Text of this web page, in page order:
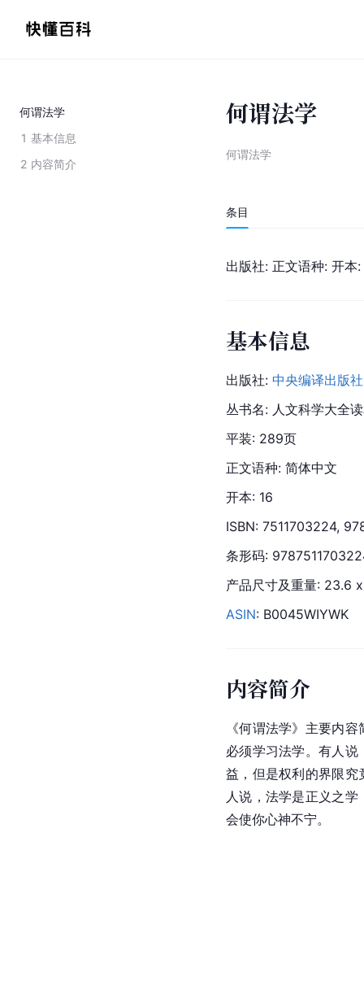
何谓法学
1 基本信息
2 内容简介
何谓法学
何谓法学
条目
出版社: 正文语种: 开本:
基本信息
出版社: 中央编译出版社
丛书名: 人文科学大全
平装: 289页
正文语种: 简体中文
开本: 16
ISBN: 7511703224,
条形码:
产品尺寸及重量: 23.6
ASIN: B0045WIYWK
内容简介
《何谓法学》主要内
必须学习法学。有人
益，但是权利的界限究
人说，法学是正义之
会使你心神不宁。